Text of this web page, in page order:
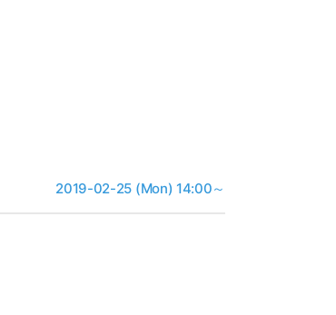
2019-02-25 (Mon) 14:00～